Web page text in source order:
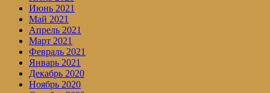
Июнь 2021
Май 2021
Апрель 2021
Март 2021
Февраль 2021
Январь 2021
Декабрь 2020
Ноябрь 2020